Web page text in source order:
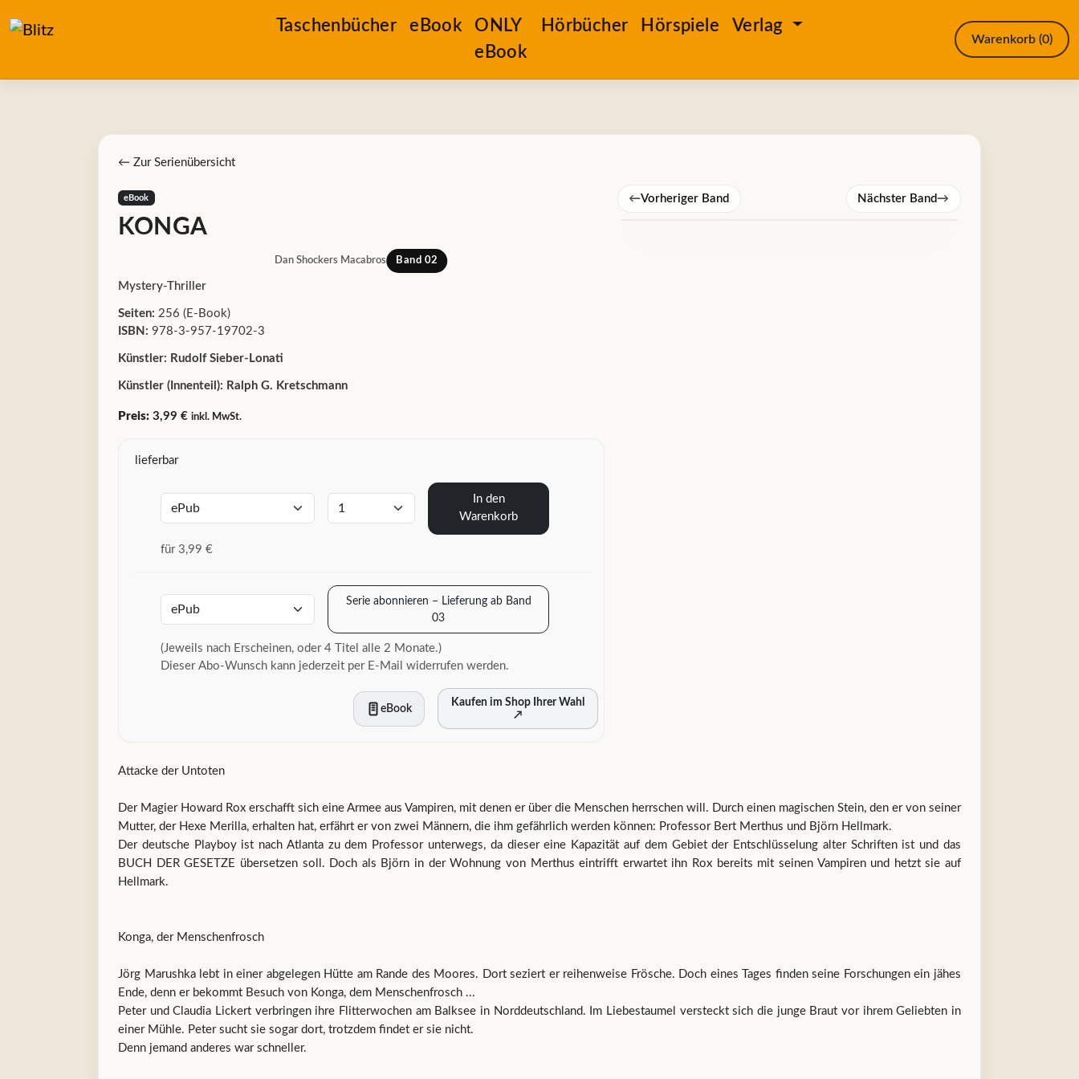
Taschenbücher eBook
ONLY
eBook
Hörbücher Hörspiele Verlag
Warenkorb (0)
← Zur Serienübersicht
←Vorheriger Band Nächster Band→
eBook
KONGA
Dan Shockers Macabros Band 02
Mystery-Thriller
Seiten: 256 (E-Book)
ISBN: 978-3-957-19702-3
Künstler: Rudolf Sieber-Lonati
Künstler (Innenteil): Ralph G. Kretschmann
Preis: 3,99 € inkl. MwSt.
lieferbar
In den
Warenkorb
für 3,99 €
Serie abonnieren – Lieferung ab Band
03
(Jeweils nach Erscheinen, oder 4 Titel alle 2 Monate.)
Dieser Abo-Wunsch kann jederzeit per E-Mail widerrufen werden.
eBook
Kaufen im Shop Ihrer Wahl
↗
Attacke der Untoten
Der Magier Howard Rox erschafft sich eine Armee aus Vampiren, mit denen er über die Menschen herrschen will. Durch einen magischen Stein, den er von seiner
Mutter, der Hexe Merilla, erhalten hat, erfährt er von zwei Männern, die ihm gefährlich werden können: Professor Bert Merthus und Björn Hellmark.
Der deutsche Playboy ist nach Atlanta zu dem Professor unterwegs, da dieser eine Kapazität auf dem Gebiet der Entschlüsselung alter Schriften ist und das
BUCH DER GESETZE übersetzen soll. Doch als Björn in der Wohnung von Merthus eintrifft erwartet ihn Rox bereits mit seinen Vampiren und hetzt sie auf
Hellmark.
Konga, der Menschenfrosch
Jörg Marushka lebt in einer abgelegen Hütte am Rande des Moores. Dort seziert er reihenweise Frösche. Doch eines Tages finden seine Forschungen ein jähes
Ende, denn er bekommt Besuch von Konga, dem Menschenfrosch ...
Peter und Claudia Lickert verbringen ihre Flitterwochen am Balksee in Norddeutschland. Im Liebestaumel versteckt sich die junge Braut vor ihrem Geliebten in
einer Mühle. Peter sucht sie sogar dort, trotzdem findet er sie nicht.
Denn jemand anderes war schneller.